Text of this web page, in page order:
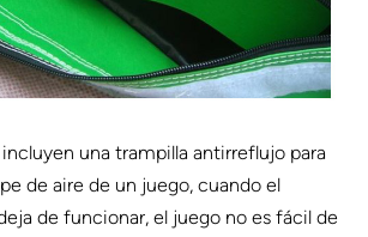
una trampilla antirreflujo para
de aire de un juego, cuando el
de funcionar, el juego no es fácil de